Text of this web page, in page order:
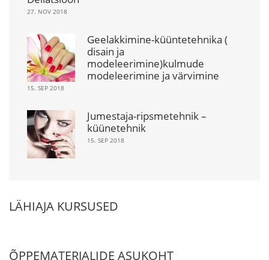
27. NOV 2018
Geelakkimine-küüntetehnika (
disain ja
modeleerimine)kulmude
modeleerimine ja värvimine
15. SEP 2018
Jumestaja-ripsmetehnik –
küünetehnik
15. SEP 2018
LÄHIAJA KURSUSED
ÕPPEMATERJALIDE ASUKOHT